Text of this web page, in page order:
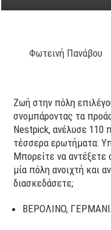
Φωτεινή Πανάβου
Ζωή στην πόλη
σνομπάροντας τα
Nestpick, ανέλυσε 110
τέσσερα ερωτήματα:
Μπορείτε να αντέξετε
μία πόλη ανοιχτή και
διασκεδάσετε;
ΒΕΡΟΛΙΝΟ,